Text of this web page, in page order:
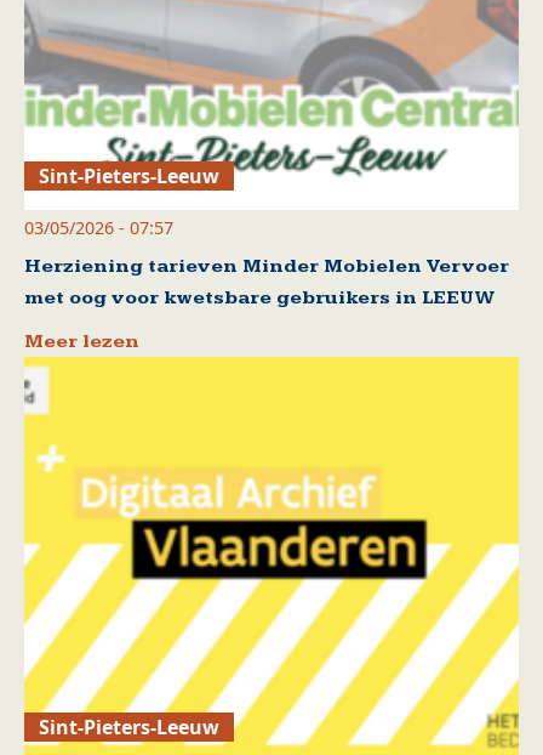
Sint-Pieters-Leeuw
03/05/2026 - 07:57
Herziening tarieven Minder Mobielen Vervoer
met oog voor kwetsbare gebruikers in LEEUW
Meer lezen
Sint-Pieters-Leeuw